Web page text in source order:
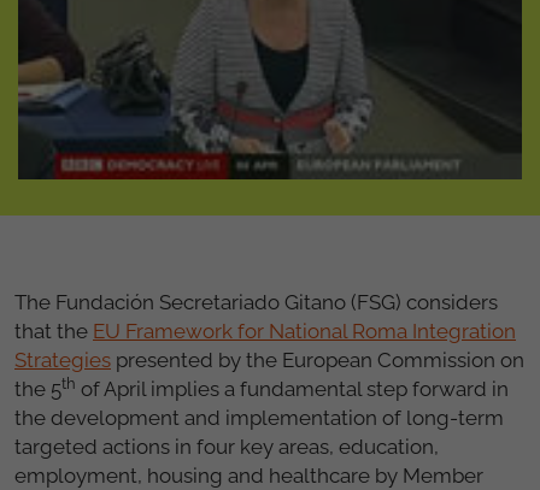
The Fundación Secretariado Gitano (FSG) considers
that the EU Framework for National Roma Integration
Strategies presented by the European Commission on
the 5th of April implies a fundamental step forward in
the development and implementation of long-term
targeted actions in four key areas, education,
employment, housing and healthcare by Member